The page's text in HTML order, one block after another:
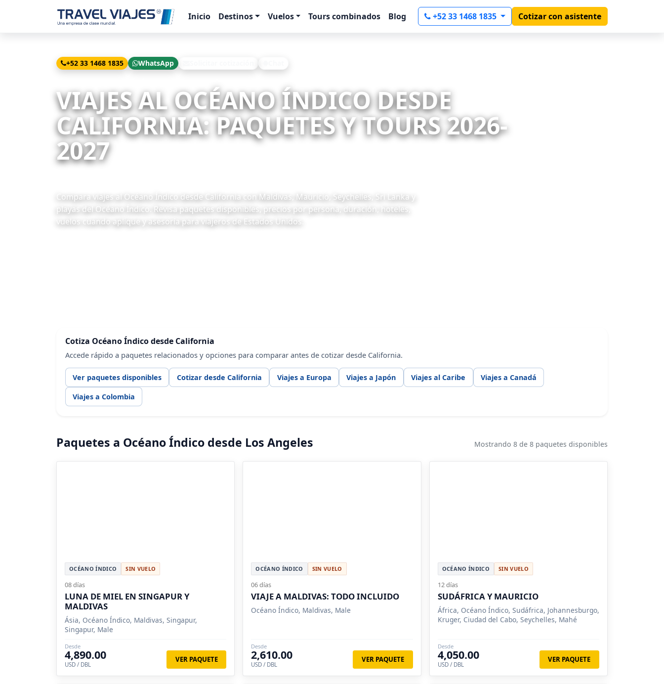
Inicio Destinos Vuelos Tours combinados Blog +52 33 1468 1835 Cotizar con asistente
+52 33 1468 1835 WhatsApp
VIAJES AL OCÉANO ÍNDICO DESDE
CALIFORNIA: PAQUETES Y TOURS 2026-
2027
Compara viajes al Océano Índico desde California con Maldivas, Mauricio, Seychelles, Sri Lanka y
playas del Océano Índico. Revisa paquetes disponibles, precios por persona, duración, hoteles,
vuelos cuando aplique y asesoría para viajeros de Estados Unidos.
Cotiza Océano Índico desde California
Accede rápido a paquetes relacionados y opciones para comparar antes de cotizar desde California.
Ver paquetes disponibles Cotizar desde California Viajes a Europa Viajes a Japón Viajes al Caribe Viajes a Canadá
Viajes a Colombia
Paquetes a Océano Índico desde Los Angeles Mostrando 8 de 8 paquetes disponibles
OCÉANO ÍNDICO SIN VUELO
08 días
LUNA DE MIEL EN SINGAPUR Y
MALDIVAS
Ásia, Océano Índico, Maldivas, Singapur,
Singapur, Male
Desde
4,890.00
USD / DBL
VER PAQUETE
OCÉANO ÍNDICO SIN VUELO
06 días
VIAJE A MALDIVAS: TODO INCLUIDO
Océano Índico, Maldivas, Male
Desde
2,610.00
USD / DBL
VER PAQUETE
OCÉANO ÍNDICO SIN VUELO
12 días
SUDÁFRICA Y MAURICIO
África, Océano Índico, Sudáfrica, Johannesburgo,
Kruger, Ciudad del Cabo, Seychelles, Mahé
Desde
4,050.00
USD / DBL
VER PAQUETE